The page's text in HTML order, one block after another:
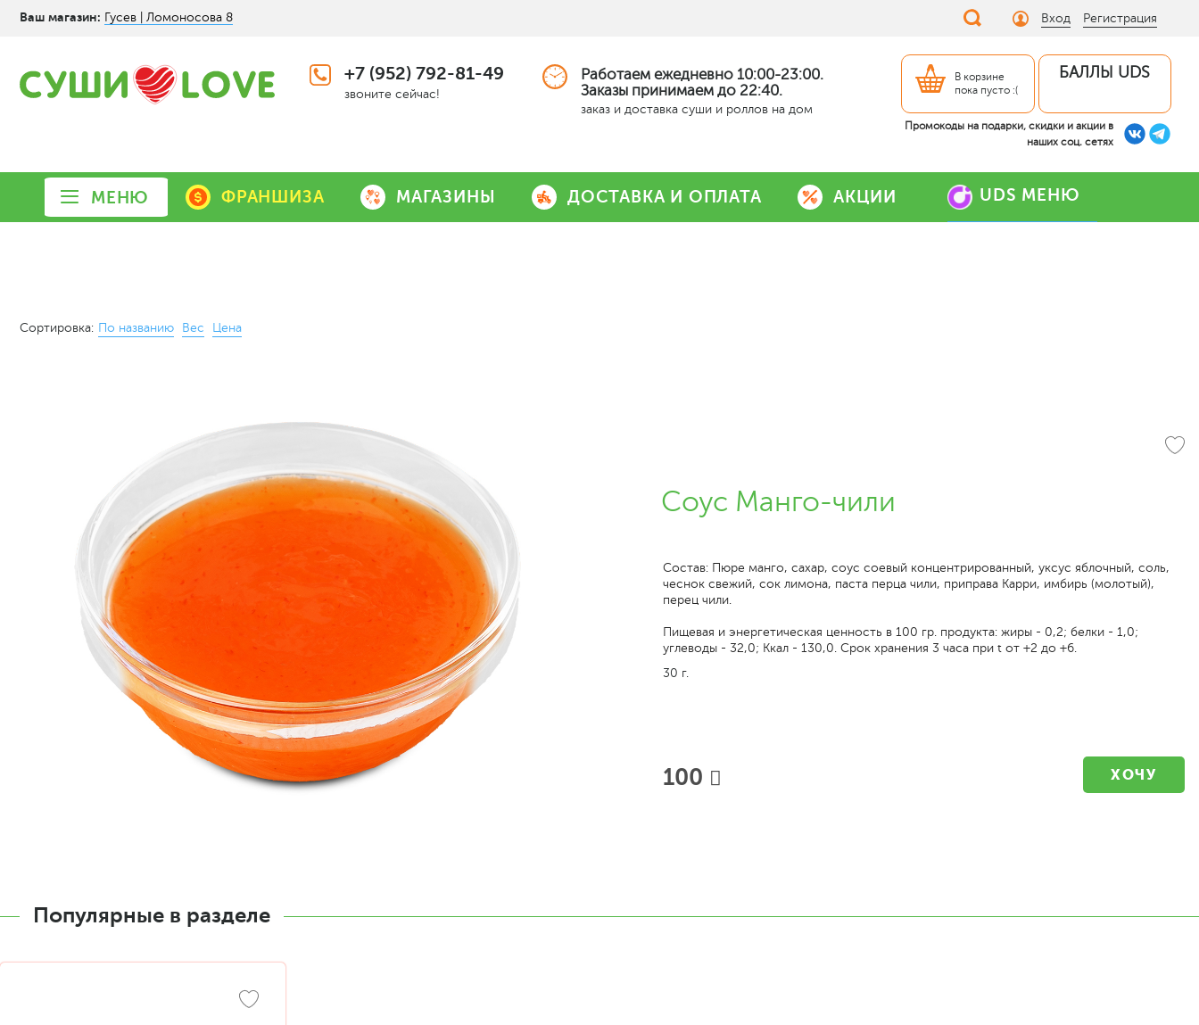
Ваш магазин: Гусев | Ломоносова 8 Вход Регистрация
+7 (952) 792-81-49
звоните сейчас!
Работаем ежедневно 10:00-23:00.
Заказы принимаем до 22:40.
заказ и доставка суши и роллов на дом
В корзине
пока пусто :(
БАЛЛЫ UDS
Промокоды на подарки, скидки и акции в
наших соц. сетях
МЕНЮ ФРАНШИЗА МАГАЗИНЫ ДОСТАВКА И ОПЛАТА АКЦИИ UDS МЕНЮ
Сортировка: По названию Вес Цена
Соус Манго-чили
Состав: Пюре манго, сахар, соус соевый концентрированный, уксус яблочный, соль,
чеснок свежий, сок лимона, паста перца чили, приправа Карри, имбирь (молотый),
перец чили.
Пищевая и энергетическая ценность в 100 гр. продукта: жиры - 0,2; белки - 1,0;
углеводы - 32,0; Ккал - 130,0. Срок хранения 3 часа при t от +2 до +6.
30 г.
100 ХОЧУ
Популярные в разделе